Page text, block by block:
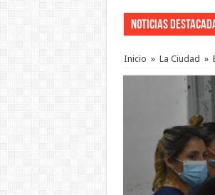
Noticias
Inicio » La Ciudad »